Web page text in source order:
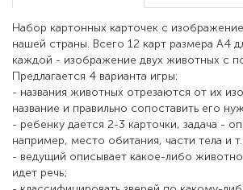
Набор картонных карточек с
нашей страны. Всего 12 карт размера А4
каждой - изображение двух животных с
Предлагается 4 варианта игры:
- названия животных отрезаются от их
название и правильно сопоставить его
- ребенку дается 2-3 карточки, задача -
например, место обитания, части тела и
- ведущий описывает какое-либо
идет речь;